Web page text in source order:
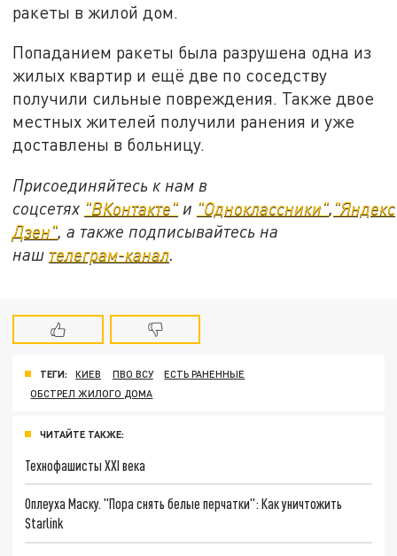
ракеты в жилой дом.
Попаданием ракеты была разрушена одна из
жилых квартир и ещё две по соседству
получили сильные повреждения. Также двое
местных жителей получили ранения и уже
доставлены в больницу.
Присоединяйтесь к нам в
соцсетях "ВКонтакте" и "Одноклассники", "Яндекс
Дзен", а также подписывайтесь на
наш телеграм-канал.
ТЕГИ: КИЕВ ПВО ВСУ
ЕСТЬ РАНЕННЫЕ
ОБСТРЕЛ ЖИЛОГО ДОМА
ЧИТАЙТЕ ТАКЖЕ:
Технофашисты XXI века
Оплеуха Маску. "Пора снять белые перчатки": Как уничтожить
Starlink